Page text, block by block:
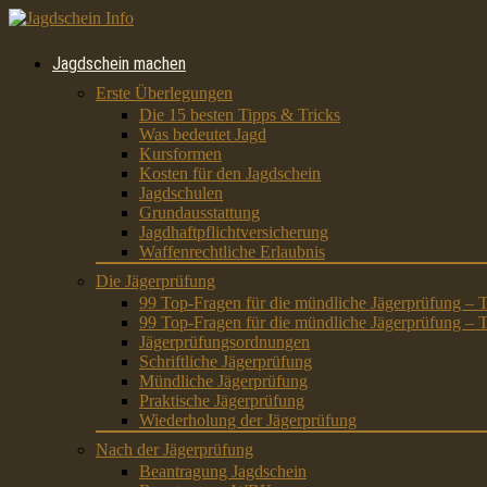
Jagdschein machen
Erste Überlegungen
Die 15 besten Tipps & Tricks
Was bedeutet Jagd
Kursformen
Kosten für den Jagdschein
Jagdschulen
Grundausstattung
Jagdhaftpflichtversicherung
Waffenrechtliche Erlaubnis
Die Jägerprüfung
99 Top-Fragen für die mündliche Jägerprüfung –
99 Top-Fragen für die mündliche Jägerprüfung –
Jägerprüfungsordnungen
Schriftliche Jägerprüfung
Mündliche Jägerprüfung
Praktische Jägerprüfung
Wiederholung der Jägerprüfung
Nach der Jägerprüfung
Beantragung Jagdschein